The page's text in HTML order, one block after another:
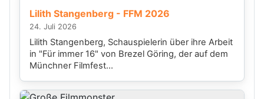
Lilith Stangenberg - FFM 2026
24. Juli 2026
Lilith Stangenberg, Schauspielerin über ihre Arbeit
in "Für immer 16" von Brezel Göring, der auf dem
Münchner Filmfest...